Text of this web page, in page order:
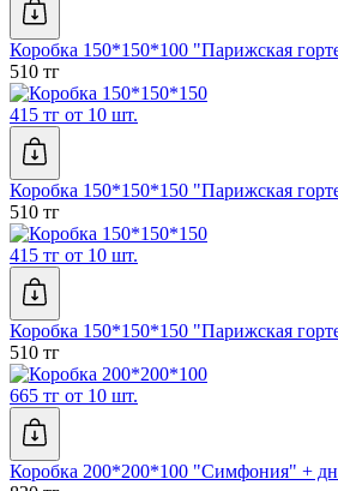
Коробка 150*150*100 "Парижская
510 тг
415 тг от 10 шт.
Коробка 150*150*150 "Парижская
510 тг
415 тг от 10 шт.
Коробка 150*150*150 "Парижская
510 тг
665 тг от 10 шт.
Коробка 200*200*100 "Симфония" +